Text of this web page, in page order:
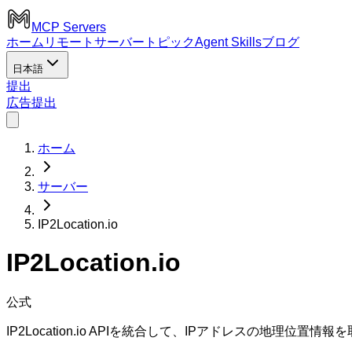
MCP Servers
ホーム リモートサーバー トピックAgent Skillsブログ
日本語
提出
広告提出
ホーム
サーバー
IP2Location.io
IP2Location.io
公式
IP2Location.io APIを統合して、IPアドレスの地理位置情報を